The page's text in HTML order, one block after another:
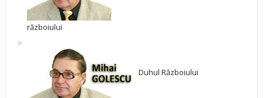
războiului
Duhul Războiului